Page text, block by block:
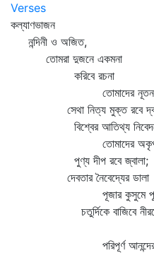
Verses
কল্যাণভাজন
নন্দিনী ও অজিত,
তোমরা দুজনে একমনা
করিবে রচনা
তোমাদের নূতন
সেথা নিত্য মুক্ত রবে
বিশ্বের আতিথ্য
তোমাদের অকৃপণ
পুণ্য দীপ রবে জ্বালা;
দেবতার নৈবেদ্যের ডালা
পূজার কুসুমে পূর্ণ
চতুর্দিকে বাজিবে
গম্ভীর
পরিপূর্ণ আনন্দের